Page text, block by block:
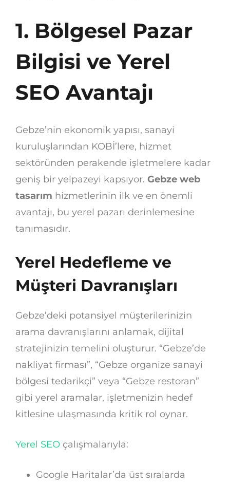
1. Bölgesel Pazar
Bilgisi ve Yerel
SEO Avantajı
Gebze’nin ekonomik yapısı, sanayi
kuruluşlarından KOBİ’lere, hizmet
sektöründen perakende işletmelere kadar
geniş bir yelpazeyi kapsıyor. Gebze web
tasarım hizmetlerinin ilk ve en önemli
avantajı, bu yerel pazarı derinlemesine
tanımasıdır.
Yerel Hedefleme ve
Müşteri Davranışları
Gebze’deki potansiyel müşterilerinizin
arama davranışlarını anlamak, dijital
stratejinizin temelini oluşturur. “Gebze’de
nakliyat firması”, “Gebze organize sanayi
bölgesi tedarikçi” veya “Gebze restoran”
gibi yerel aramalar, işletmenizin hedef
kitlesine ulaşmasında kritik rol oynar.
Yerel SEO çalışmalarıyla:
Google Haritalar’da üst sıralarda